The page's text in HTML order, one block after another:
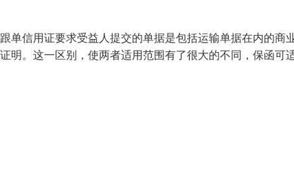
单信用证要求受益人提交的单据是包括运输单据在内的商
明。这一区别，使两者适用范围有了很大的不同，保函可